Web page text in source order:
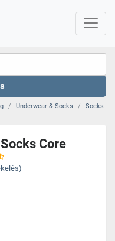
Underwear & Socks
Socks
Core